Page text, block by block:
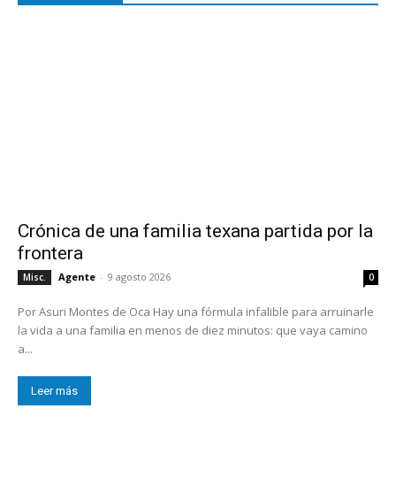
Crónica de una familia texana partida por la
frontera
Misc. Agente - 9 agosto 2026 0
Por Asuri Montes de Oca Hay una fórmula infalible para arruinarle
la vida a una familia en menos de diez minutos: que vaya camino
a...
Leer más